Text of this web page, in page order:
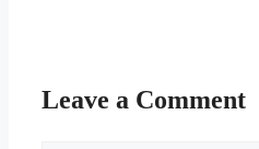
Leave a Comment